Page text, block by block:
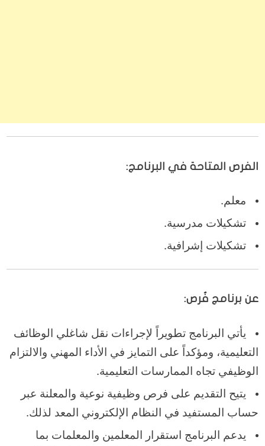
الفرص المتاحة في البرنامج:
معلم.
تشكيلات مدرسية.
تشكيلات إشرافية.
عن برنامج فُرص:
يأتي البرنامج تطويراً لإجراءات نقل شاغلي الوظائف
التعليمية، ومؤكداً على التمايز في الأداء المهني والالتزام
الوظيفي تجاه الممارسات التعليمية.
يتيح التقديم على فرص وظيفية نوعية والمعلنة عبر
حساب المستفيد في النظام الإلكتروني المعد لذلك.
يدعم البرنامج استقرار المعلمين والمعلمات بما